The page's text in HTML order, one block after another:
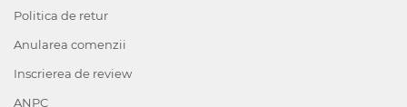
Politica de retur
Anularea comenzii
Inscrierea de review
ANPC